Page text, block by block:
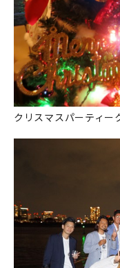
クリスマスパーティー